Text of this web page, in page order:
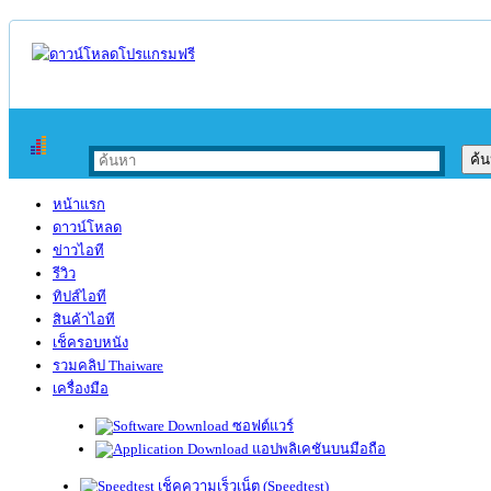
หน้าแรก
ดาวน์โหลด
ข่าวไอที
รีวิว
ทิปส์ไอที
สินค้าไอที
เช็ครอบหนัง
รวมคลิป Thaiware
เครื่องมือ
ซอฟต์แวร์
แอปพลิเคชันบนมือถือ
เช็คความเร็วเน็ต (Speedtest)